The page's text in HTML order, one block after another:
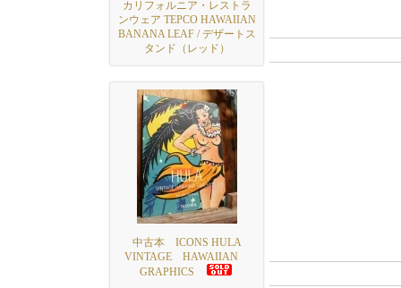
カリフォルニア・レストラ
ンウェア TEPCO HAWAIIAN
BANANA LEAF / デザートス
タンド（レッド）
中古本 ICONS HULA
VINTAGE HAWAIIAN
GRAPHICS